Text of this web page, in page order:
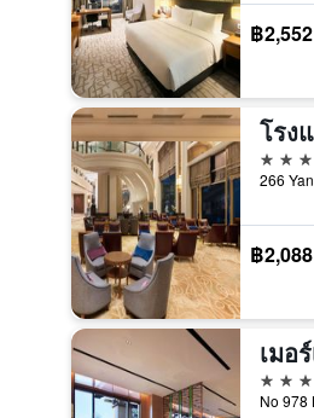
฿2,552
4 ดาว
฿2,088
3 ดาว